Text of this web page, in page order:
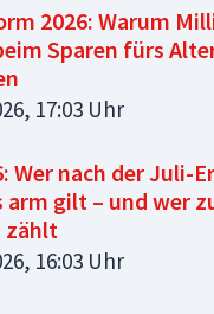
2026: Warum
Sparen fürs
17:03 Uhr
Wer nach der Juli-
gilt – und wer
zählt
16:03 Uhr